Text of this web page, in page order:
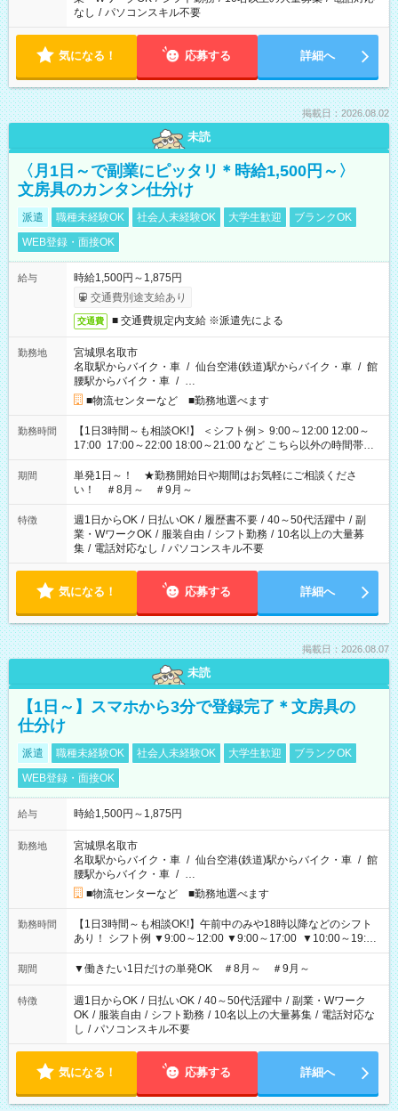
なし / パソコンスキル不要
気になる！ 応募する 詳細へ
掲載日：2026.08.02
未読
〈月1日～で副業にピッタリ＊時給1,500円～〉
文房具のカンタン仕分け
派遣 職種未経験OK 社会人未経験OK 大学生歓迎
ブランクOK
WEB登録・面接OK
給与
時給1,500円～1,875円
交通費別途支給あり
交通費 ■ 交通費規定内支給 ※派遣先による
勤務地
宮城県名取市
名取駅からバイク・車 / 仙台空港(鉄道)駅からバイク・車 / 館
腰駅からバイク・車 / …
■物流センターなど ■勤務地選べます
勤務時間
【1日3時間～も相談OK!】 ＜シフト例＞ 9:00～12:00 12:00～
17:00 17:00～22:00 18:00～21:00 など こちら以外の時間帯も
お気軽にご相談ください！
期間
単発1日～！ ★勤務開始日や期間はお気軽にご相談くださ
い！ ＃8月～ ＃9月～
特徴 週1日からOK / 日払いOK / 履歴書不要 / 40～50代活躍中 / 副
業・WワークOK / 服装自由 / シフト勤務 / 10名以上の大量募
集 / 電話対応なし / パソコンスキル不要
気になる！ 応募する 詳細へ
掲載日：2026.08.07
未読
【1日～】スマホから3分で登録完了＊文房具の
仕分け
派遣 職種未経験OK 社会人未経験OK 大学生歓迎
ブランクOK
WEB登録・面接OK
給与 時給1,500円～1,875円
勤務地
宮城県名取市
名取駅からバイク・車 / 仙台空港(鉄道)駅からバイク・車 / 館
腰駅からバイク・車 / …
■物流センターなど ■勤務地選べます
勤務時間
【1日3時間～も相談OK!】午前中のみや18時以降などのシフト
あり！ シフト例 ▼9:00～12:00 ▼9:00～17:00 ▼10:00～19:00
▼18:00～21:00
期間 ▼働きたい1日だけの単発OK ＃8月～ ＃9月～
特徴 週1日からOK / 日払いOK / 40～50代活躍中 / 副業・Wワーク
OK / 服装自由 / シフト勤務 / 10名以上の大量募集 / 電話対応な
し / パソコンスキル不要
気になる！ 応募する 詳細へ